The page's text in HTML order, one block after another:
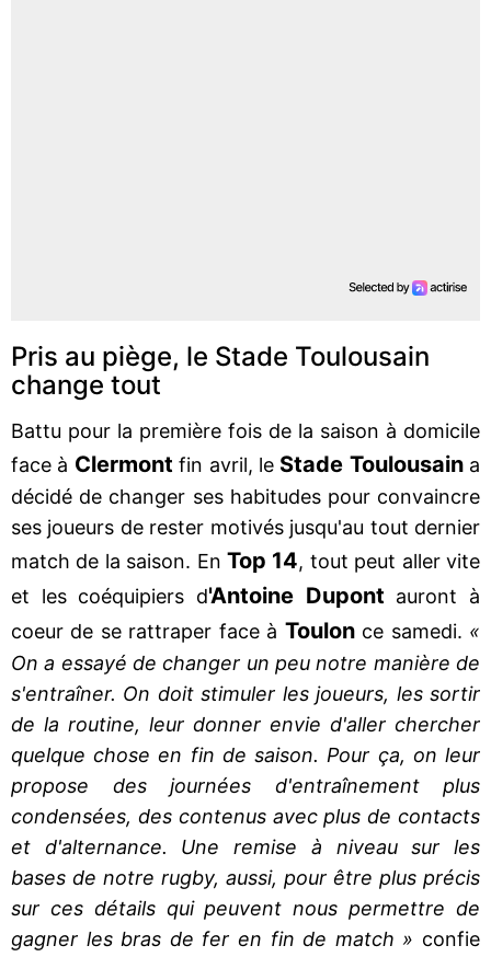
Pris au piège, le Stade Toulousain
change tout
Battu pour la première fois de la saison à domicile
face à Clermontfin avril, le Stade Toulousaina
décidé de changer ses habitudes pour convaincre
ses joueurs de rester motivés jusqu'au tout dernier
match de la saison. En Top 14, tout peut aller vite
et les coéquipiers d'Antoine Dupont auront à
coeur de se rattraper face à Toulon ce samedi. «
On a essayé de changer un peu notre manière de
s'entraîner. On doit stimuler les joueurs, les sortir
de la routine, leur donner envie d'aller chercher
quelque chose en fin de saison. Pour ça, on leur
propose des journées d'entraînement plus
condensées, des contenus avec plus de contacts
et d'alternance. Une remise à niveau sur les
bases de notre rugby, aussi, pour être plus précis
sur ces détails qui peuvent nous permettre de
gagner les bras de fer en fin de match » confie